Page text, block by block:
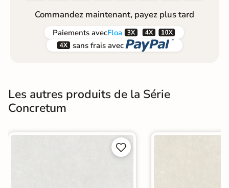
Commandez maintenant, payez plus tard
Paiements avecFloa  
 sans frais avec 
Les autres produits de la Série
Concretum

